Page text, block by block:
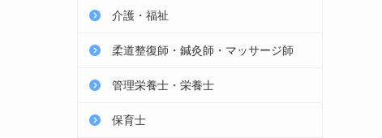
介護・福祉
柔道整復師・鍼灸師・マッサージ師
管理栄養士・栄養士
保育士